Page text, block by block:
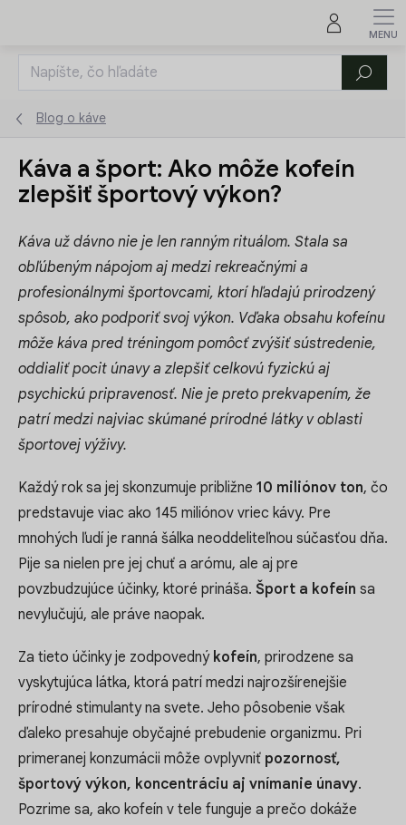
Hľadať
Blog o káve
Káva a šport: Ako môže kofeín
zlepšiť športový výkon?
Káva už dávno nie je len ranným rituálom. Stala sa
obľúbeným nápojom aj medzi rekreačnými a
profesionálnymi športovcami, ktorí hľadajú prirodzený
spôsob, ako podporiť svoj výkon. Vďaka obsahu kofeínu
môže káva pred tréningom pomôcť zvýšiť sústredenie,
oddialiť pocit únavy a zlepšiť celkovú fyzickú aj
psychickú pripravenosť. Nie je preto prekvapením, že
patrí medzi najviac skúmané prírodné látky v oblasti
športovej výživy.
Každý rok sa jej skonzumuje približne 10 miliónov ton, čo
predstavuje viac ako 145 miliónov vriec kávy. Pre
mnohých ľudí je ranná šálka neoddeliteľnou súčasťou dňa.
Pije sa nielen pre jej chuť a arómu, ale aj pre
povzbudzujúce účinky, ktoré prináša. Šport a kofeín sa
nevylučujú, ale práve naopak.
Za tieto účinky je zodpovedný kofeín, prirodzene sa
vyskytujúca látka, ktorá patrí medzi najrozšírenejšie
prírodné stimulanty na svete. Jeho pôsobenie však
ďaleko presahuje obyčajné prebudenie organizmu. Pri
primeranej konzumácii môže ovplyvniť pozornosť,
športový výkon, koncentráciu aj vnímanie únavy.
Pozrime sa, ako kofeín v tele funguje a prečo dokáže